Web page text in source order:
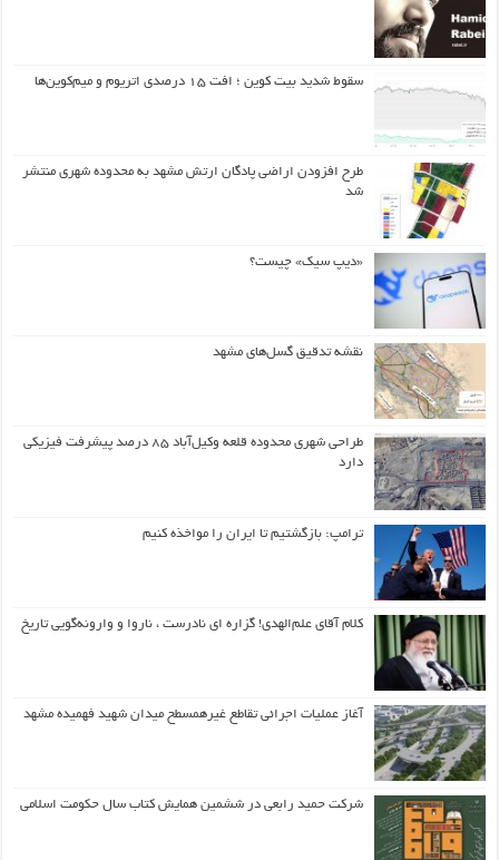
سقوط شدید بیت کوین ؛ افت ۱۵ درصدی اتریوم و میم‌کوین‌ها
طرح افزودن اراضی پادگان ارتش مشهد به محدوده شهری منتشر
شد
«دیپ سیک» چیست؟
نقشه تدقیق گسل‌های مشهد
طراحی شهری محدوده قلعه وکیل‌آباد ۸۵ درصد پیشرفت فیزیکی
دارد
ترامپ: بازگشتیم تا ایران را مواخذه کنیم
کلام آقای علم‌الهدی! گزاره ای نادرست ، ناروا و وارونه‌گویی تاریخ
آغاز عملیات اجرائی تقاطع غیرهمسطح میدان شهید فهمیده مشهد
شرکت حمید رابعی در ششمین همایش کتاب سال حکومت اسلامی